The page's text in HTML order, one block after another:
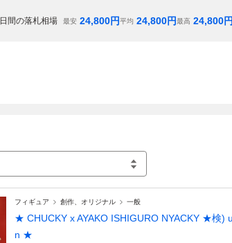
日間の落札相場 最安 24,800円平均 24,800円最高 24,800円
フィギュア 創作、オリジナル 一般
★ CHUCKY x AYAKO ISHIGURO NYACKY ★検)
n ★